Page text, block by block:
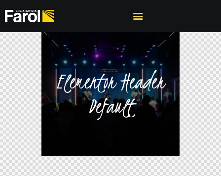
Elementor Header
Default